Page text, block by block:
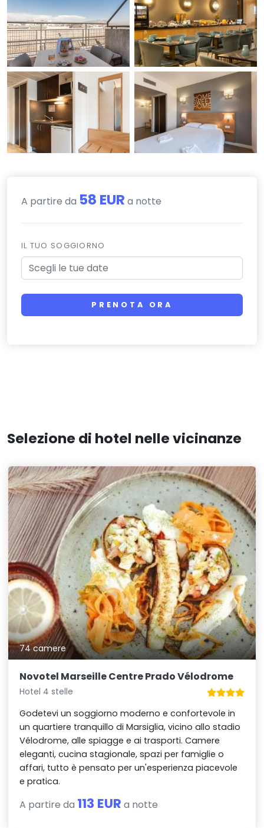
A partire da 58 EUR a notte
IL TUO SOGGIORNO
PRENOTA ORA
Selezione di hotel nelle vicinanze
74 camere
Novotel Marseille Centre Prado Vélodrome
Hotel 4 stelle
Godetevi un soggiorno moderno e confortevole in
un quartiere tranquillo di Marsiglia, vicino allo stadio
Vélodrome, alle spiagge e ai trasporti. Camere
eleganti, cucina stagionale, spazi per famiglie o
affari, tutto è pensato per un'esperienza piacevole
e pratica.
A partire da 113 EUR a notte